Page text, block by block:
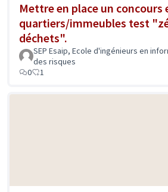
Mettre en place un concours
quartiers/immeubles test
déchets".
SEP Esaip, Ecole d'ingénieurs en
des risques
0
1